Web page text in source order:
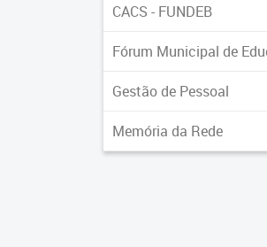
CACS - FUNDEB
Fórum Municipal de
Gestão de Pessoal
Memória da Rede